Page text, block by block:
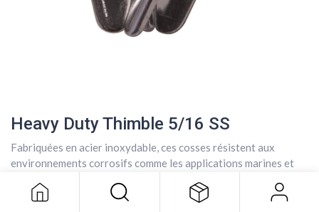
Heavy Duty Thimble 5/16 SS
Fabriquées en acier inoxydable, ces cosses résistent aux
environnements corrosifs comme les applications marines et
métalliques courants pour un ajustement sécurisé.
Heavy Duty Thimble 5/16 SS
4,37$